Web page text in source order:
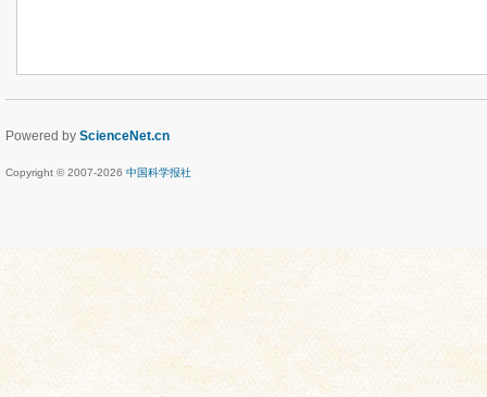
Powered by ScienceNet.cn
Copyright © 2007-2026 中国科学报社